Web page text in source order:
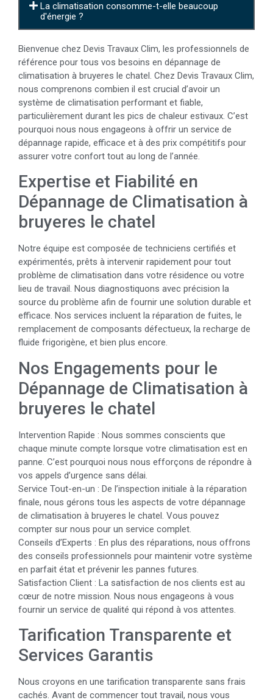
La climatisation consomme-t-elle beaucoup
d'énergie ?
Bienvenue chez Devis Travaux Clim, les professionnels de
référence pour tous vos besoins en dépannage de
climatisation à bruyeres le chatel. Chez Devis Travaux Clim,
nous comprenons combien il est crucial d’avoir un
système de climatisation performant et fiable,
particulièrement durant les pics de chaleur estivaux. C’est
pourquoi nous nous engageons à offrir un service de
dépannage rapide, efficace et à des prix compétitifs pour
assurer votre confort tout au long de l’année.
Expertise et Fiabilité en
Dépannage de Climatisation à
bruyeres le chatel
Notre équipe est composée de techniciens certifiés et
expérimentés, prêts à intervenir rapidement pour tout
problème de climatisation dans votre résidence ou votre
lieu de travail. Nous diagnostiquons avec précision la
source du problème afin de fournir une solution durable et
efficace. Nos services incluent la réparation de fuites, le
remplacement de composants défectueux, la recharge de
fluide frigorigène, et bien plus encore.
Nos Engagements pour le
Dépannage de Climatisation à
bruyeres le chatel
Intervention Rapide : Nous sommes conscients que
chaque minute compte lorsque votre climatisation est en
panne. C’est pourquoi nous nous efforçons de répondre à
vos appels d’urgence sans délai.
Service Tout-en-un : De l’inspection initiale à la réparation
finale, nous gérons tous les aspects de votre dépannage
de climatisation à bruyeres le chatel. Vous pouvez
compter sur nous pour un service complet.
Conseils d’Experts : En plus des réparations, nous offrons
des conseils professionnels pour maintenir votre système
en parfait état et prévenir les pannes futures.
Satisfaction Client : La satisfaction de nos clients est au
cœur de notre mission. Nous nous engageons à vous
fournir un service de qualité qui répond à vos attentes.
Tarification Transparente et
Services Garantis
Nous croyons en une tarification transparente sans frais
cachés. Avant de commencer tout travail, nous vous